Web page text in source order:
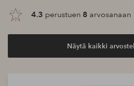
4.3 perustuen 8 arvosanaan
Näytä kaikki